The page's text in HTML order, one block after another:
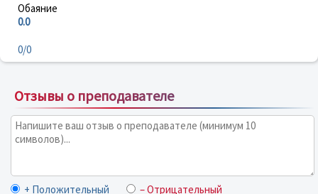
Обаяние
0.0
0/0
Отзывы о преподавателе
+ Положительный – Отрицательный